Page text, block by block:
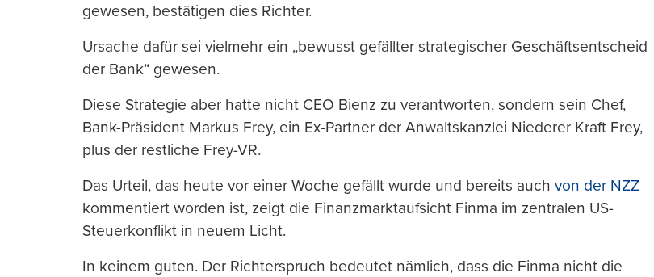
gewesen, bestätigen dies Richter.
Ursache dafür sei vielmehr ein „bewusst gefällter strategischer Geschäftsentscheid
der Bank“ gewesen.
Diese Strategie aber hatte nicht CEO Bienz zu verantworten, sondern sein Chef,
Bank-Präsident Markus Frey, ein Ex-Partner der Anwaltskanzlei Niederer Kraft Frey,
plus der restliche Frey-VR.
Das Urteil, das heute vor einer Woche gefällt wurde und bereits auch von der NZZ
kommentiert worden ist, zeigt die Finanzmarktaufsicht Finma im zentralen US-
Steuerkonflikt in neuem Licht.
In keinem guten. Der Richterspruch bedeutet nämlich, dass die Finma nicht die